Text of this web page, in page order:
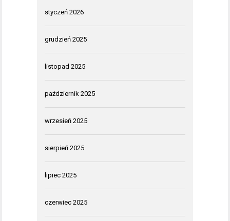
styczeń 2026
grudzień 2025
listopad 2025
październik 2025
wrzesień 2025
sierpień 2025
lipiec 2025
czerwiec 2025